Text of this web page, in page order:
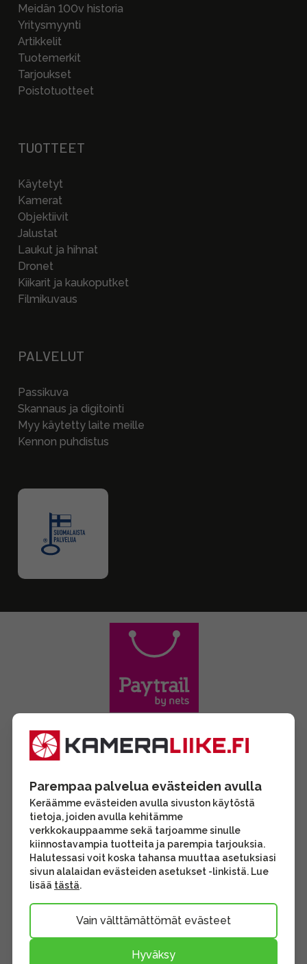
Meidän 100v historia
Yritysmyynti
Artikkelit
Tuotemerkit
Tarjoukset
Poistotuotteet
TUOTTEET
Käytetyt
Kamerat
Objektiivit
Jalustat
Laukut ja hihnat
Dronet
Kiikarit ja kaukoputket
Filmikuvaus
PALVELUT
Passikuva
Skannaus ja digitointi
Myy käytetty laite meille
Kennon puhdistus
Parempaa palvelua evästeiden avulla
Keräämme evästeiden avulla sivuston käytöstä
tietoja, joiden avulla kehitämme
verkkokauppaamme sekä tarjoamme sinulle
kiinnostavampia tuotteita ja parempia tarjouksia.
Halutessasi voit koska tahansa muuttaa asetuksiasi
sivun alalaidan evästeiden asetukset -linkistä. Lue
lisää tästä.
Vain välttämättömät evästeet
Hyväksy